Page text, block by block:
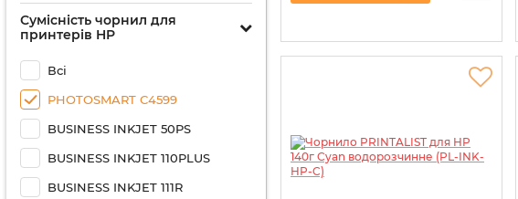
Сумісність чорнил для
принтерів HP
Всі
PHOTOSMART C4599
BUSINESS INKJET 50PS
BUSINESS INKJET 110PLUS
BUSINESS INKJET 111R